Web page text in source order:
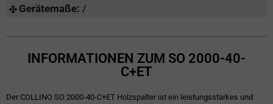
Gerätemaße: /
INFORMATIONEN ZUM SO 2000-40-
C+ET
Der COLLINO SO 2000-40-C+ET Holzspalter ist ein leistungsstarkes und